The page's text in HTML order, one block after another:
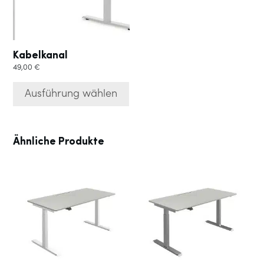
Kabelkanal
49,00 €
Ausführung wählen
auf
der
Produktseite
werden
Ähnliche Produkte